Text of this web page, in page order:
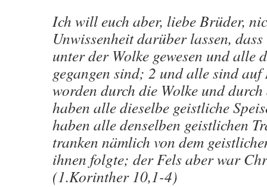
Ich will euch aber, liebe Brüder,
Unwissenheit darüber lassen,
unter der Wolke gewesen und alle
gegangen sind; 2 und alle sind auf
worden durch die Wolke und
haben alle dieselbe geistliche
haben alle denselben geistlichen
tranken nämlich von dem
ihnen folgte; der Fels aber war
(1.Korinther 10,1-4)